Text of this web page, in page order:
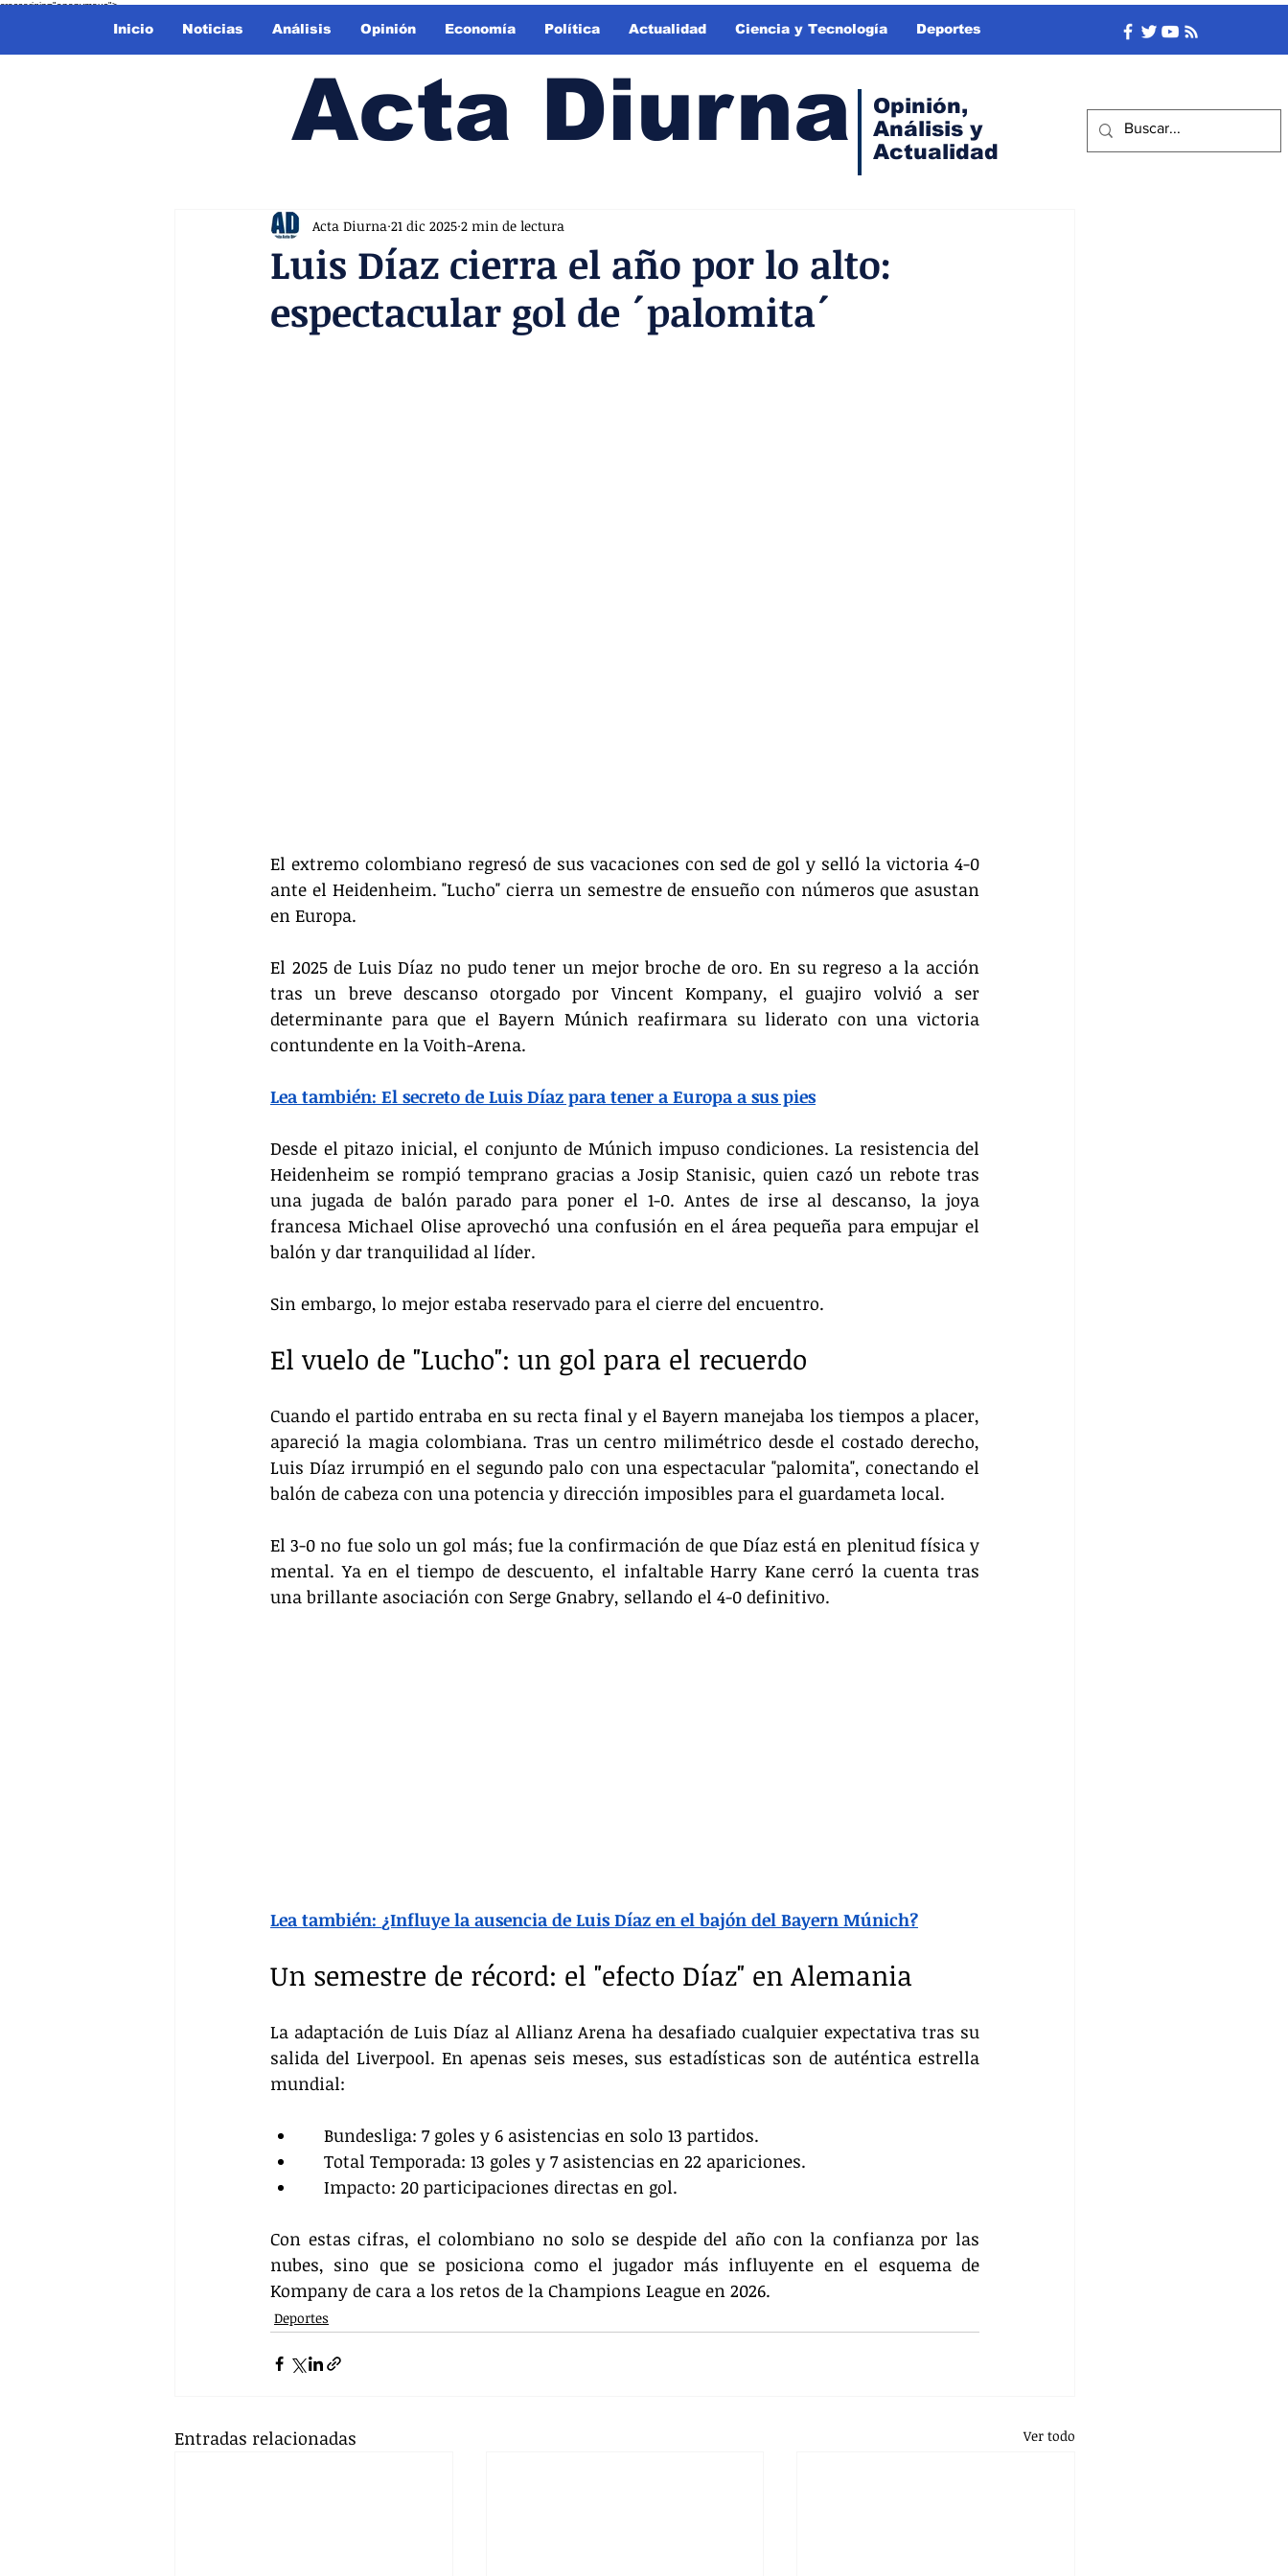
crossorigin="anonymous">
Inicio Noticias Análisis Opinión Economía Política Actualidad Ciencia y Tecnología Deportes
Acta Diurna
Opinión,
Análisis y
Actualidad
Luis Díaz cierra el año por lo alto:
espectacular gol de ´palomita´
Acta Diurna 21 dic 2025 2 min de lectura
El extremo colombiano regresó de sus vacaciones con sed de gol y selló la victoria 4-0
ante el Heidenheim. "Lucho" cierra un semestre de ensueño con números que asustan
en Europa.
El 2025 de Luis Díaz no pudo tener un mejor broche de oro. En su regreso a la acción
tras un breve descanso otorgado por Vincent Kompany, el guajiro volvió a ser
determinante para que el Bayern Múnich reafirmara su liderato con una victoria
contundente en la Voith-Arena.
Lea también: El secreto de Luis Díaz para tener a Europa a sus pies
Desde el pitazo inicial, el conjunto de Múnich impuso condiciones. La resistencia del
Heidenheim se rompió temprano gracias a Josip Stanisic, quien cazó un rebote tras
una jugada de balón parado para poner el 1-0. Antes de irse al descanso, la joya
francesa Michael Olise aprovechó una confusión en el área pequeña para empujar el
balón y dar tranquilidad al líder.
Sin embargo, lo mejor estaba reservado para el cierre del encuentro.
El vuelo de "Lucho": un gol para el recuerdo
Cuando el partido entraba en su recta final y el Bayern manejaba los tiempos a placer,
apareció la magia colombiana. Tras un centro milimétrico desde el costado derecho,
Luis Díaz irrumpió en el segundo palo con una espectacular "palomita", conectando el
balón de cabeza con una potencia y dirección imposibles para el guardameta local.
El 3-0 no fue solo un gol más; fue la confirmación de que Díaz está en plenitud física y
mental. Ya en el tiempo de descuento, el infaltable Harry Kane cerró la cuenta tras
una brillante asociación con Serge Gnabry, sellando el 4-0 definitivo.
Lea también: ¿Influye la ausencia de Luis Díaz en el bajón del Bayern Múnich?
Un semestre de récord: el "efecto Díaz" en Alemania
La adaptación de Luis Díaz al Allianz Arena ha desafiado cualquier expectativa tras su
salida del Liverpool. En apenas seis meses, sus estadísticas son de auténtica estrella
mundial:
    Bundesliga: 7 goles y 6 asistencias en solo 13 partidos.
    Total Temporada: 13 goles y 7 asistencias en 22 apariciones.
    Impacto: 20 participaciones directas en gol.
Con estas cifras, el colombiano no solo se despide del año con la confianza por las
nubes, sino que se posiciona como el jugador más influyente en el esquema de
Kompany de cara a los retos de la Champions League en 2026.
Deportes
Entradas relacionadas Ver todo